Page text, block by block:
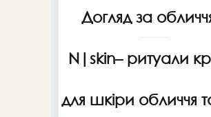
Догляд за
N|skin– ритуали
для шкіри обличчя